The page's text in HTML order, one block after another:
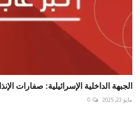
الجبهة الداخلية الإسرائيلية: صفارات
مايو 23, 2025 0